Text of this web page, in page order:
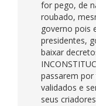
for pego, de
roubado,
governo pois
presidentes,
baixar
passarem
validados e
seus